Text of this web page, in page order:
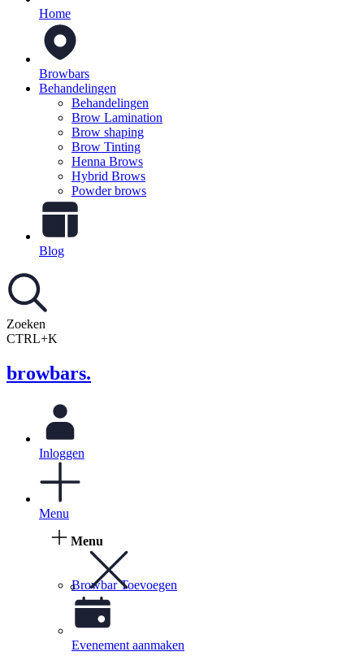
Home
Browbars
Behandelingen
Behandelingen
Brow Lamination
Brow shaping
Brow Tinting
Henna Brows
Hybrid Brows
Powder brows
Blog
Zoeken
CTRL+K
browbars.
Inloggen
Menu
Menu
Browbar Toevoegen
Evenement aanmaken